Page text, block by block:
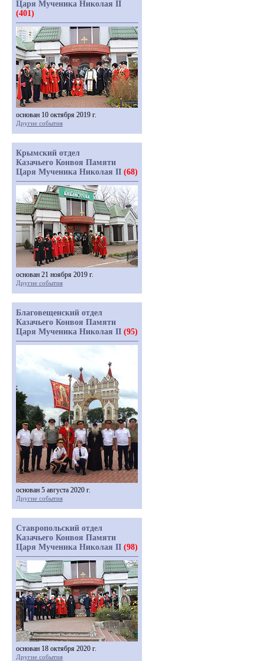
Царя Мученика Николая II
(401)
основан 10 октября 2019 г.
Другие события
Крымский отдел
Казачьего Конвоя Памяти
Царя Мученика Николая II (68)
основан 21 ноября 2019 г.
Другие события
Благовещенский отдел
Казачьего Конвоя Памяти
Царя Мученика Николая II (95)
основан 5 августа 2020 г.
Другие события
Ставропольский отдел
Казачьего Конвоя Памяти
Царя Мученика Николая II (98)
основан 18 октября 2020 г.
Другие события